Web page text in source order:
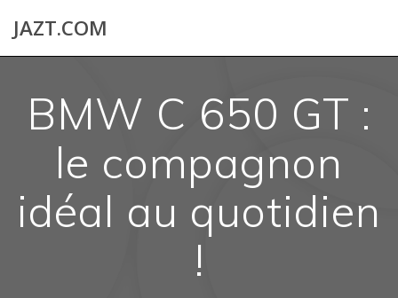
JAZT.COM
BMW C 650 GT :
le compagnon
idéal au quotidien
!